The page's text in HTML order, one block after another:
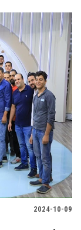
2024-10-09